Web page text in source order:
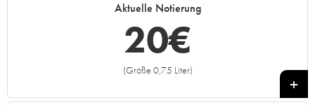
Aktuelle Notierung
20€
(Größe 0,75 Liter)
+